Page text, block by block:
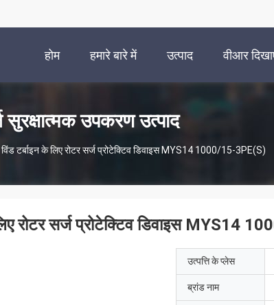
होम हमारे बारे में उत्पाद वीआर
सुरक्षात्मक उपकरण उत्पाद
विंड टर्बाइन के लिए रोटर सर्ज प्रोटेक्टिव डिवाइस MYS14 1000/15-3PE(S)
रोटर सर्ज प्रोटेक्टिव डिवाइस MYS14
उत्पत्ति के प्लेस
ब्रांड नाम